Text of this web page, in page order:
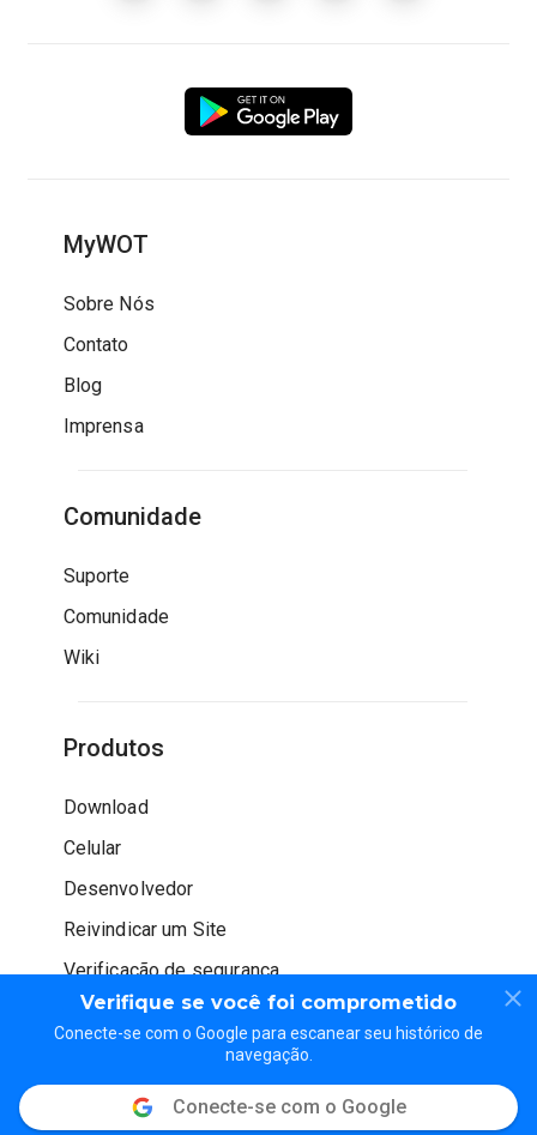
Verifique se você foi comprometido
Conecte-se com o Google para escanear seu histórico de
navegação.
Conecte-se com o Google
MyWOT
Sobre Nós
Contato
Blog
Imprensa
Comunidade
Suporte
Comunidade
Wiki
Produtos
Download
Celular
Desenvolvedor
Reivindicar um Site
Verificação de segurança
© WOT Services LP. Todos os direitos reservados